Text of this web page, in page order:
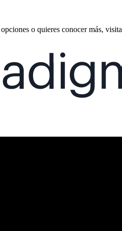
o quieres conocer más, visita